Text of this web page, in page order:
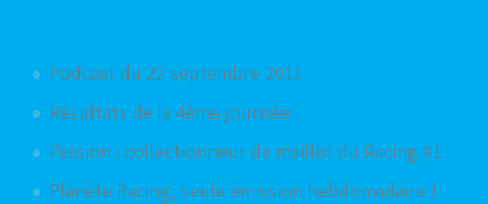
Podcast du 22 septembre 2011
Résultats de la 4ème journée
Passion : collectionneur de maillot du Racing #1
Planète Racing, seule émission hebdomadaire !